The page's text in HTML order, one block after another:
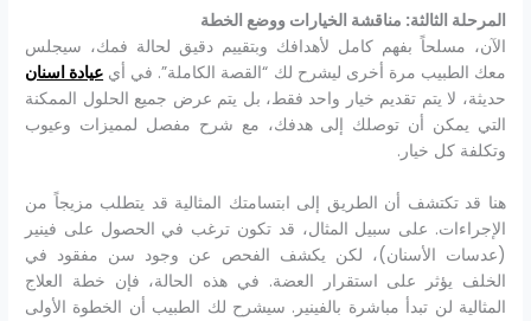
المرحلة الثالثة: مناقشة الخيارات ووضع الخطة
الآن، مسلحاً بفهم كامل لأهدافك وبتقييم دقيق لحالة فمك، سيجلس
معك الطبيب مرة أخرى ليشرح لك “القصة الكاملة”. في أي عيادة اسنان
حديثة، لا يتم تقديم خيار واحد فقط، بل يتم عرض جميع الحلول الممكنة
التي يمكن أن توصلك إلى هدفك، مع شرح مفصل لمميزات وعيوب
وتكلفة كل خيار.
هنا قد تكتشف أن الطريق إلى ابتسامتك المثالية قد يتطلب مزيجاً من
الإجراءات. على سبيل المثال، قد تكون ترغب في الحصول على فينير
(عدسات الأسنان)، لكن يكشف الفحص عن وجود سن مفقود في
الخلف يؤثر على استقرار العضة. في هذه الحالة، فإن خطة العلاج
المثالية لن تبدأ مباشرة بالفينير. سيشرح لك الطبيب أن الخطوة الأولى